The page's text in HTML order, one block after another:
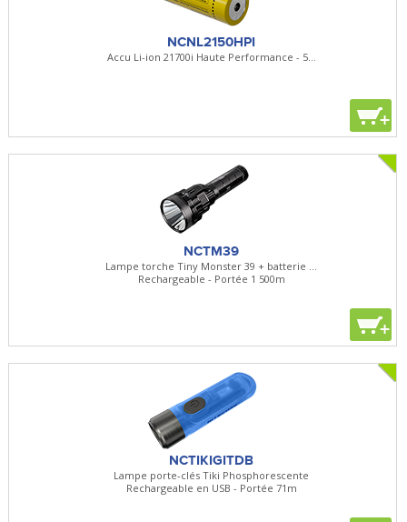
NCNL2150HPI
Accu Li-ion 21700i Haute Performance - 5...
+
NCTM39
Lampe torche Tiny Monster 39 + batterie ...
Rechargeable - Portée 1 500m
+
NCTIKIGITDB
Lampe porte-clés Tiki Phosphorescente
Rechargeable en USB - Portée 71m